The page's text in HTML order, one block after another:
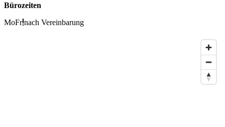
Bürozeiten
MoFr nach Vereinbarung